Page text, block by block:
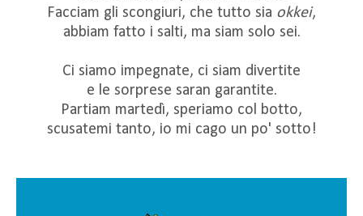
Facciam gli scongiuri, che tutto sia okkei,
abbiam fatto i salti, ma siam solo sei.
Ci siamo impegnate, ci siam divertite
e le sorprese saran garantite.
Partiam martedì, speriamo col botto,
scusatemi tanto, io mi cago un po' sotto!